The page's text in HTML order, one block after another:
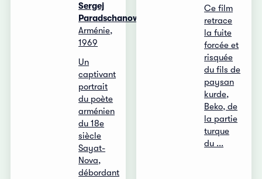
Sergej
Paradschanow
Arménie,
1969
Un
captivant
portrait
du poète
arménien
du 18e
siècle
Sayat-
Nova,
débordant
Ce film
retrace
la fuite
forcée et
risquée
du fils de
paysan
kurde,
Beko, de
la partie
turque
du ...